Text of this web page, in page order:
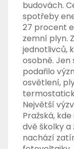
budovách.
spotřeby
27 procent
zemní plyn.
jednotlivců,
osobně. Jen
podařilo
osvětlení,
Největší
Pražská,
dvě školky a
nachází